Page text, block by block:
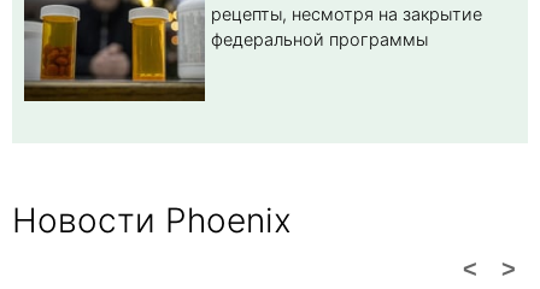
рецепты, несмотря на закрытие
федеральной программы
Новости Phoenix
>
<